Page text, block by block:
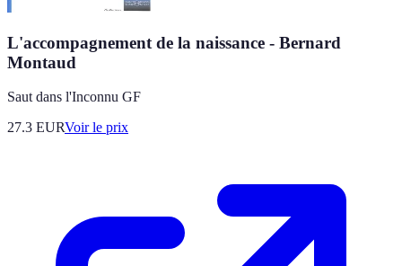
L'accompagnement de la naissance - Bernard
Montaud
Saut dans l'Inconnu GF
27.3 EURVoir le prix